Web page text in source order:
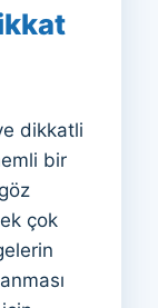
dikkatli
bir
çok